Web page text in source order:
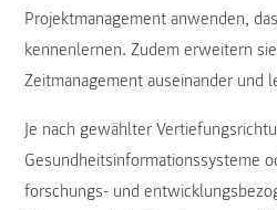
Projektmanagement anwenden,
kennenlernen. Zudem erweitern
Zeitmanagement auseinander und
Je nach gewählter
Gesundheitsinformationssysteme
forschungs- und